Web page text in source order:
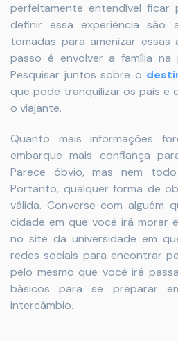
perfeitamente entendível ficar
definir essa experiência são
tomadas para amenizar essas
passo é envolver a família na
Pesquisar juntos sobre o
que pode tranquilizar os pais e
o viajante.
Quanto mais informações
embarque mais confiança
Parece óbvio, mas nem
Portanto, qualquer forma de
válida. Converse com alguém
cidade em que você irá morar
no site da universidade em
redes sociais para encontrar
pelo mesmo que você irá
básicos para se preparar
intercâmbio.